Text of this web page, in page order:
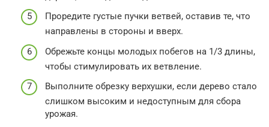
Проредите густые пучки ветвей, оставив те, что
направлены в стороны и вверх.
Обрежьте концы молодых побегов на 1/3 длины,
чтобы стимулировать их ветвление.
Выполните обрезку верхушки, если дерево стало
слишком высоким и недоступным для сбора
урожая.